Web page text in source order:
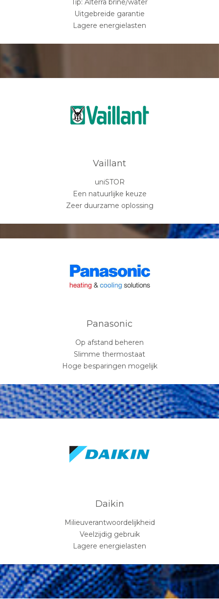
Uitgebreide garantie
Lagere energielasten
Vaillant
uniSTOR
Een natuurlijke keuze
Zeer duurzame oplossing
Panasonic
Op afstand beheren
Slimme thermostaat
Hoge besparingen mogelijk
Daikin
Milieuverantwoordelijkheid
Veelzijdig gebruik
Lagere energielasten